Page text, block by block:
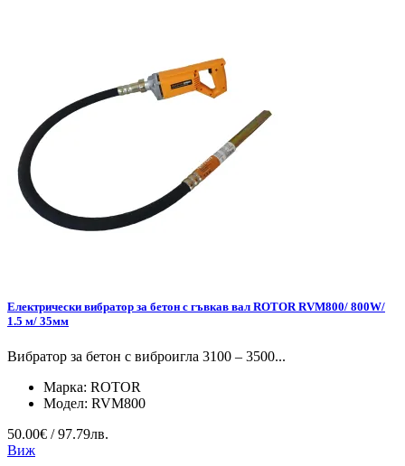
Електрически вибратор за бетон с гъвкав вал ROTOR RVM800/ 800W/
1.5 м/ 35мм
Вибратор за бетон с виброигла 3100 – 3500...
Марка: ROTOR
Модел: RVM800
50.00€ / 97.79лв.
Виж